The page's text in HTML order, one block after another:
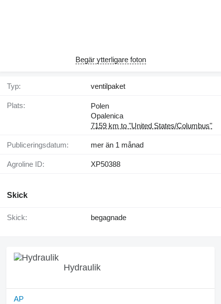
Begär ytterligare foton
Typ: ventilpaket
Plats:
Polen
Opalenica
7159 km to "United States/Columbus"
Publiceringsdatum: mer än 1 månad
Agroline ID: XP50388
Skick
Skick: begagnade
Hydraulik
AP